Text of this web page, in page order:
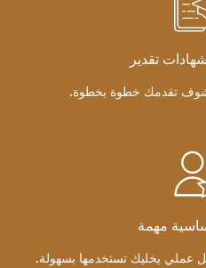
تقدير
تقدمك خطوة بخطوة.
مهمة
عملي يخليك تستخدمها بسهولة.